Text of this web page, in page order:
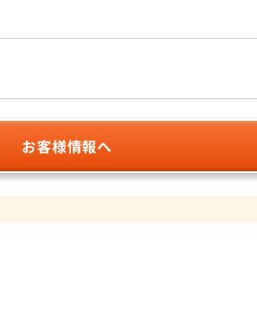
お客様情報へ